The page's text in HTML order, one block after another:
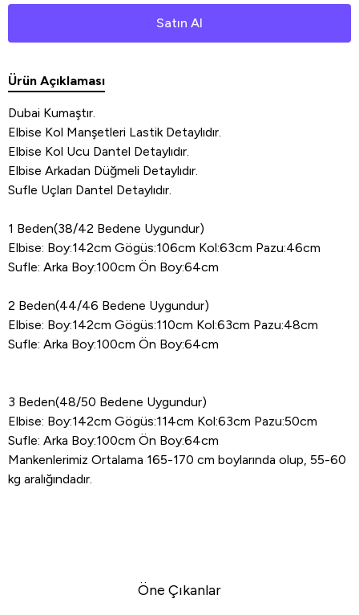
Satın Al
Ürün Açıklaması
Dubai Kumaştır.
Elbise Kol Manşetleri Lastik Detaylıdır.
Elbise Kol Ucu Dantel Detaylıdır.
Elbise Arkadan Düğmeli Detaylıdır.
Sufle Uçları Dantel Detaylıdır.
1 Beden(38/42 Bedene Uygundur)
Elbise: Boy:142cm Gögüs:106cm Kol:63cm Pazu:46cm
Sufle: Arka Boy:100cm Ön Boy:64cm
2 Beden(44/46 Bedene Uygundur)
Elbise: Boy:142cm Gögüs:110cm Kol:63cm Pazu:48cm
Sufle: Arka Boy:100cm Ön Boy:64cm
3 Beden(48/50 Bedene Uygundur)
Elbise: Boy:142cm Gögüs:114cm Kol:63cm Pazu:50cm
Sufle: Arka Boy:100cm Ön Boy:64cm
Mankenlerimiz Ortalama 165-170 cm boylarında olup, 55-60
kg aralığındadır.
Öne Çıkanlar